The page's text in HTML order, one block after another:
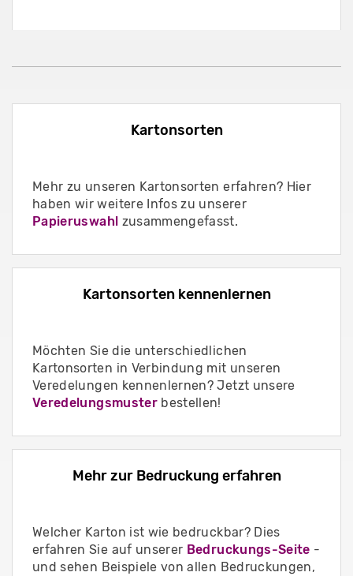
Kartonsorten
Mehr zu unseren Kartonsorten erfahren? Hier
haben wir weitere Infos zu unserer
Papieruswahl zusammengefasst.
Kartonsorten kennenlernen
Möchten Sie die unterschiedlichen
Kartonsorten in Verbindung mit unseren
Veredelungen kennenlernen? Jetzt unsere
Veredelungsmuster bestellen!
Mehr zur Bedruckung erfahren
Welcher Karton ist wie bedruckbar? Dies
erfahren Sie auf unserer Bedruckungs-Seite -
und sehen Beispiele von allen Bedruckungen,